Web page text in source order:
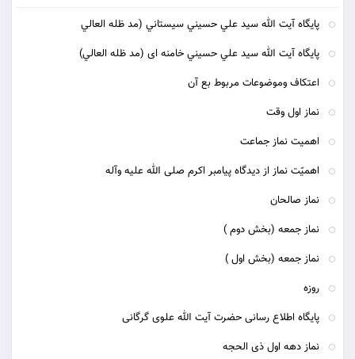
پايگاه آيت الله سيد علي حسيني سيستاني (مد ظله العالي
پايگاه آيت الله سيد علي حسيني خامنه ای (مد ظله العالي)
اعتکاف وموضوعات مربوط بع آن
نماز اول وقت
اهمیت نماز جماعت
اهمیّت نماز از دیدگاه پیامبر اکرم صلی الله علیه وآله
نماز صالحان
نماز جمعه (بخش دوم )
نماز جمعه (بخش اول )
روزه
پایگاه اطلاع رسانی حضرت آیت الله علوی گرگانی
نماز دهه اول ذی الحجه